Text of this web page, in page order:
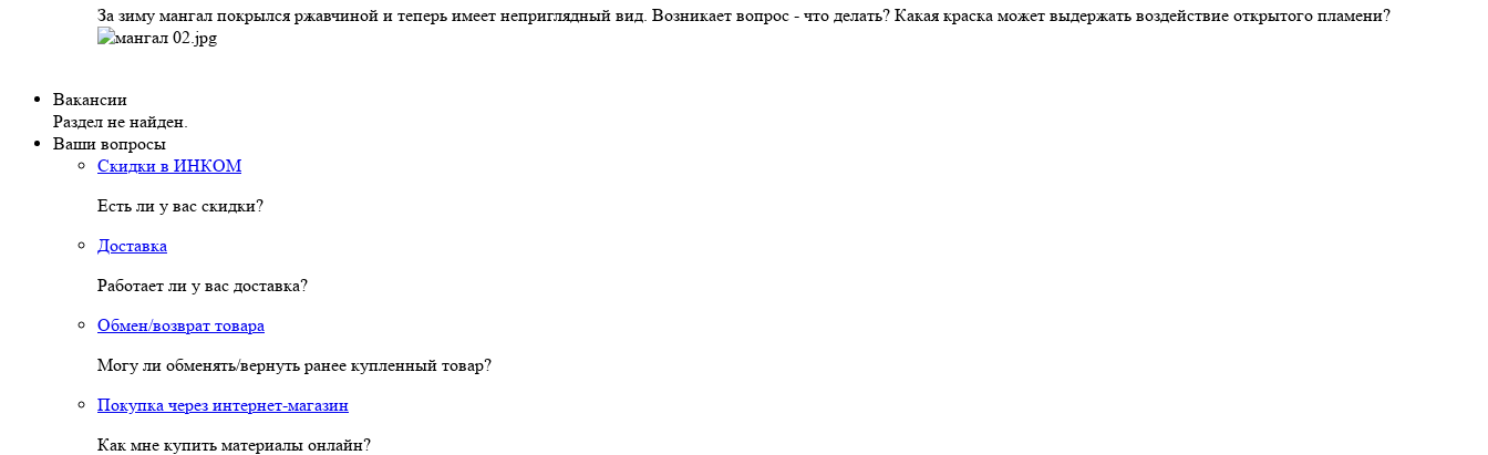
За зиму мангал покрылся ржавчиной и теперь имеет неприглядный вид. Возникает вопрос - что делать? Какая краска может выдержать воздействие открытого пламени?
Вакансии
Раздел не найден.
Ваши вопросы
Скидки в ИНКОМ
Есть ли у вас скидки?
Доставка
Работает ли у вас доставка?
Обмен/возврат товара
Могу ли обменять/вернуть ранее купленный товар?
Покупка через интернет-магазин
Как мне купить материалы онлайн?